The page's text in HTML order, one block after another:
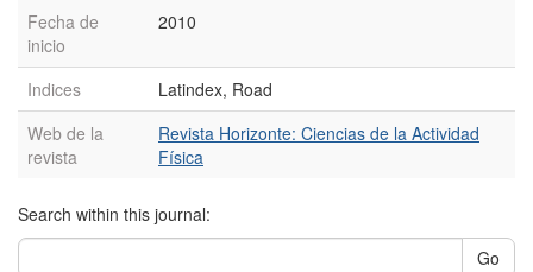
Fecha de
inicio
2010
Indices
Latindex, Road
Web de la
revista
Revista Horizonte: Ciencias de la Actividad
Física
Search within this journal:
Go